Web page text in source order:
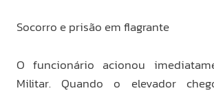
Socorro e prisão em flagrante
O funcionário acionou
Militar. Quando o elevador